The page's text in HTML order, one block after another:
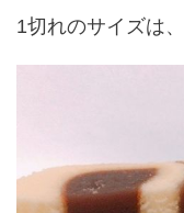
1切れのサイズは、